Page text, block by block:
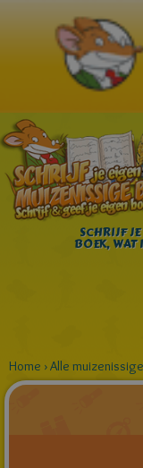
SCHRIJF
BOEK, WAT
Home ›Alle